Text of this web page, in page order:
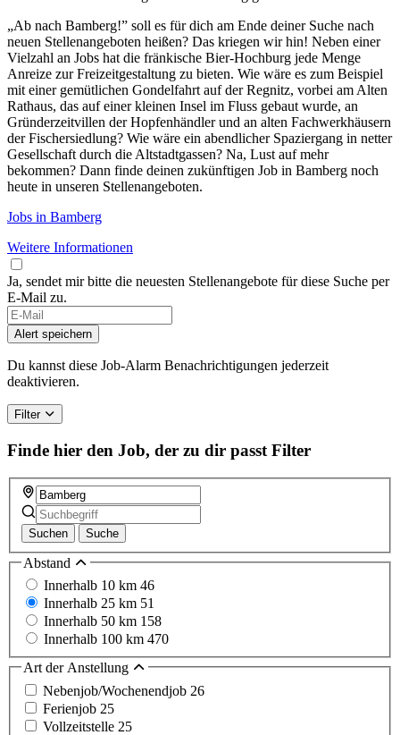
„Ab nach Bamberg!” soll es für dich am Ende deiner Suche nach
neuen Stellenangeboten heißen? Das kriegen wir hin! Neben einer
Vielzahl an Jobs hat die fränkische Bier-Hochburg jede Menge
Anreize zur Freizeitgestaltung zu bieten. Wie wäre es zum Beispiel
mit einer gemütlichen Gondelfahrt auf der Regnitz, vorbei am Alten
Rathaus, das auf einer kleinen Insel im Fluss gebaut wurde, an
Gründerzeitvillen der Hopfenhändler und an alten Fachwerkhäusern
der Fischersiedlung? Wie wäre ein abendlicher Spaziergang in netter
Gesellschaft durch die Altstadtgassen? Na, Lust auf mehr
bekommen? Dann finde deinen zukünftigen Job in Bamberg noch
heute in unseren Stellenangeboten.
Jobs in Bamberg
Weitere Informationen
Ja, sendet mir bitte die neuesten Stellenangebote für diese Suche per
E-Mail zu.
Alert speichern
Du kannst diese Job-Alarm Benachrichtigungen jederzeit
deaktivieren.
Filter
Finde hier den Job, der zu dir passt Filter
Suchen Suche
Abstand
Innerhalb 10 km 46
Innerhalb 25 km 51
Innerhalb 50 km 158
Innerhalb 100 km 470
Art der Anstellung
Nebenjob/Wochenendjob 26
Ferienjob 25
Vollzeitstelle 25